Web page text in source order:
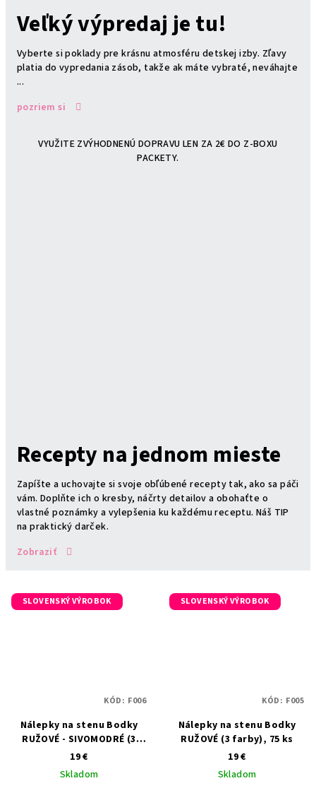
Veľký výpredaj je tu!
Vyberte si poklady pre krásnu atmosféru detskej izby. Zľavy
platia do vypredania zásob, takže ak máte vybraté, neváhajte
...
pozriem si
VYUŽITE ZVÝHODNENÚ DOPRAVU LEN ZA 2€ DO Z-BOXU
PACKETY.
Recepty na jednom mieste
Zapíšte a uchovajte si svoje obľúbené recepty tak, ako sa páči
vám. Doplňte ich o kresby, náčrty detailov a obohaťte o
vlastné poznámky a vylepšenia ku každému receptu. Náš TIP
na praktický darček.
Zobraziť
SLOVENSKÝ VÝROBOK
Nálepky na stenu Bodky
RUŽOVÉ - SIVOMODRÉ (3
farby), 75 ks
19 €
Skladom
KÓD: F006
SLOVENSKÝ VÝROBOK
Nálepky na stenu Bodky
RUŽOVÉ (3 farby), 75 ks
19 €
Skladom
KÓD: F005